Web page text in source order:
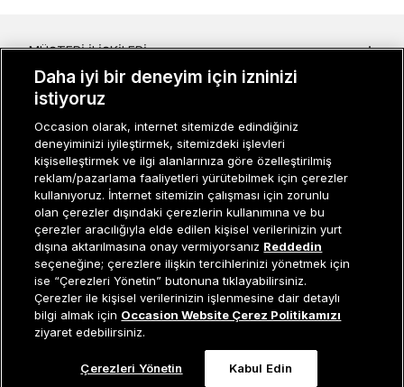
Tükendi
Müşteri İlişkileri0 850 800 01 20
MÜŞTERI İLIŞKILERI
KURUMSAL
KADIN KATEGORILER
GRUP MARKALAR
ERKEK KATEGORILER
Occasion bir EREN PERAKENDE markasıdır. © Eren Holding
Daha iyi bir deneyim için izninizi
istiyoruz
Occasion olarak, internet sitemizde edindiğiniz
deneyiminizi iyileştirmek, sitemizdeki işlevleri
kişiselleştirmek ve ilgi alanlarınıza göre özelleştirilmiş
reklam/pazarlama faaliyetleri yürütebilmek için çerezler
kullanıyoruz. İnternet sitemizin çalışması için zorunlu
olan çerezler dışındaki çerezlerin kullanımına ve bu
çerezler aracılığıyla elde edilen kişisel verilerinizin yurt
dışına aktarılmasına onay vermiyorsanız Reddedin
seçeneğine; çerezlere ilişkin tercihlerinizi yönetmek için
ise “Çerezleri Yönetin” butonuna tıklayabilirsiniz.
Çerezler ile kişisel verilerinizin işlenmesine dair detaylı
bilgi almak için Occasion Website Çerez Politikamızı
ziyaret edebilirsiniz.
Çerezleri Yönetin Kabul Edin